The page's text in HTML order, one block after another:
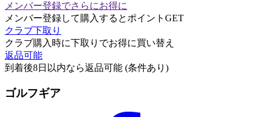
メンバー登録でさらにお得に
メンバー登録して購入するとポイントGET
クラブ下取り
クラブ購入時に下取りでお得に買い替え
返品可能
到着後8日以内なら返品可能 (条件あり)
ゴルフギア